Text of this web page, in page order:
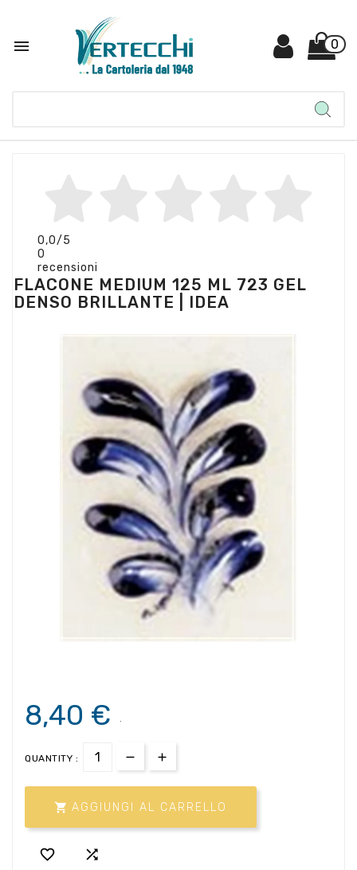
 0
0,0/5
0
recensioni
FLACONE MEDIUM 125 ML 723 GEL
DENSO BRILLANTE | IDEA
8,40 € .
QUANTITY :
 AGGIUNGI AL CARRELLO
 